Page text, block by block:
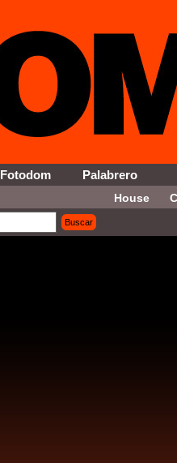
Fotodom Palabrero
House
Buscar